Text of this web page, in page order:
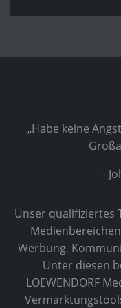
„Habe keine
-
Unser qualifiziertes
Werbung,
Unter diesen
LOEWENDORF